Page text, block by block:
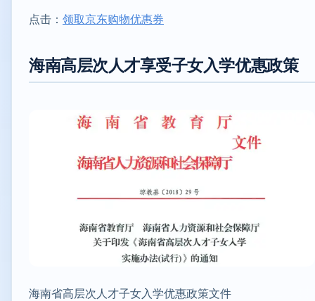
点击： 领取京东购物优惠券
海南高层次人才享受子女入学优惠政策
海南省高层次人才子女入学优惠政策文件